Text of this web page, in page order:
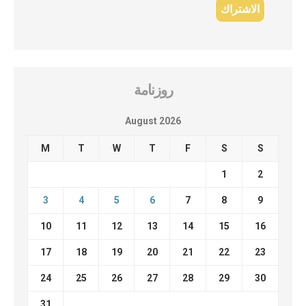
روزنامة
August 2026
M T W T F S S
1 2
3 4 5 6 7 8 9
10 11 12 13 14 15 16
17 18 19 20 21 22 23
24 25 26 27 28 29 30